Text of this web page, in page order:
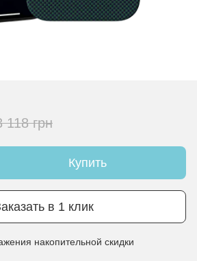
118 грн
Купить
в 1 клик
накопительной скидки